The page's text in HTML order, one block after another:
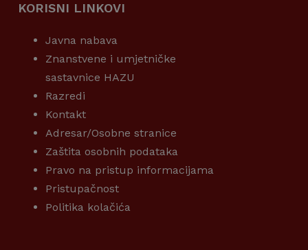
KORISNI LINKOVI
Javna nabava
Znanstvene i umjetničke
sastavnice HAZU
Razredi
Kontakt
Adresar/Osobne stranice
Zaštita osobnih podataka
Pravo na pristup informacijama
Pristupačnost
Politika kolačića